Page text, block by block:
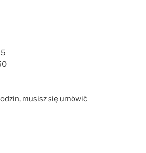
musisz się umówić